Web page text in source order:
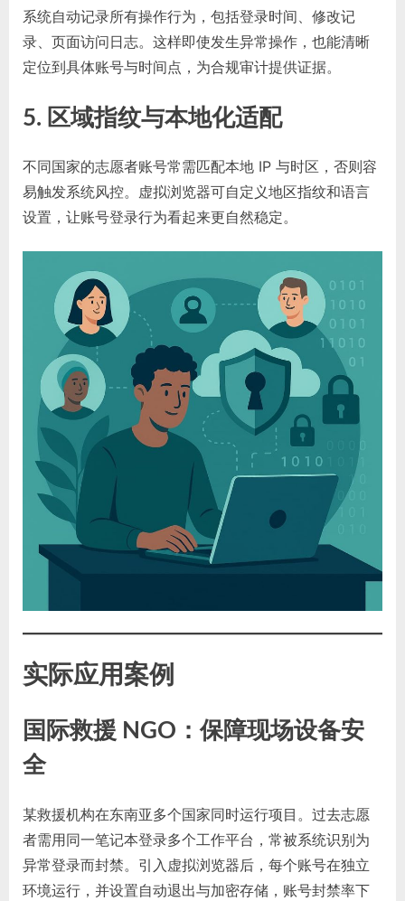
系统自动记录所有操作行为，包括登录时间、修改记
录、页面访问日志。这样即使发生异常操作，也能清晰
定位到具体账号与时间点，为合规审计提供证据。
5. 区域指纹与本地化适配
不同国家的志愿者账号常需匹配本地 IP 与时区，否则容
易触发系统风控。虚拟浏览器可自定义地区指纹和语言
设置，让账号登录行为看起来更自然稳定。
实际应用案例
国际救援 NGO：保障现场设备安
全
某救援机构在东南亚多个国家同时运行项目。过去志愿
者需用同一笔记本登录多个工作平台，常被系统识别为
异常登录而封禁。引入虚拟浏览器后，每个账号在独立
环境运行，并设置自动退出与加密存储，账号封禁率下